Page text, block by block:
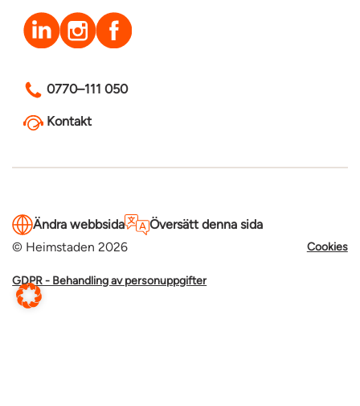
LinkedInInstagramFacebook
0770–111 050
Kontakt
Ändra webbsida
Översätt denna sida
© Heimstaden 2026
Cookies
GDPR - Behandling av personuppgifter